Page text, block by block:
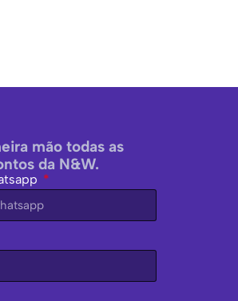
mão todas as
da N&W.